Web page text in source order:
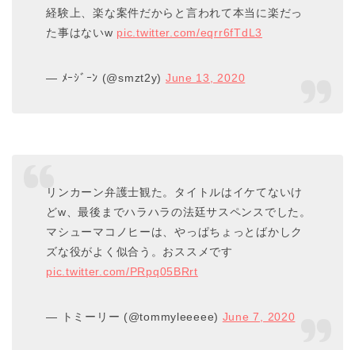
経験上、楽な案件だからと言われて本当に楽だっ
た事はないw pic.twitter.com/eqrr6fTdL3
— ﾒｰｼﾞｰﾝ (@smzt2y) June 13, 2020
リンカーン弁護士観た。タイトルはイケてないけ
どw、最後までハラハラの法廷サスペンスでした。
マシューマコノヒーは、やっぱちょっとばかしク
ズな役がよく似合う。おススメです
pic.twitter.com/PRpq05BRrt
— トミーリー (@tommyleeeee) June 7, 2020